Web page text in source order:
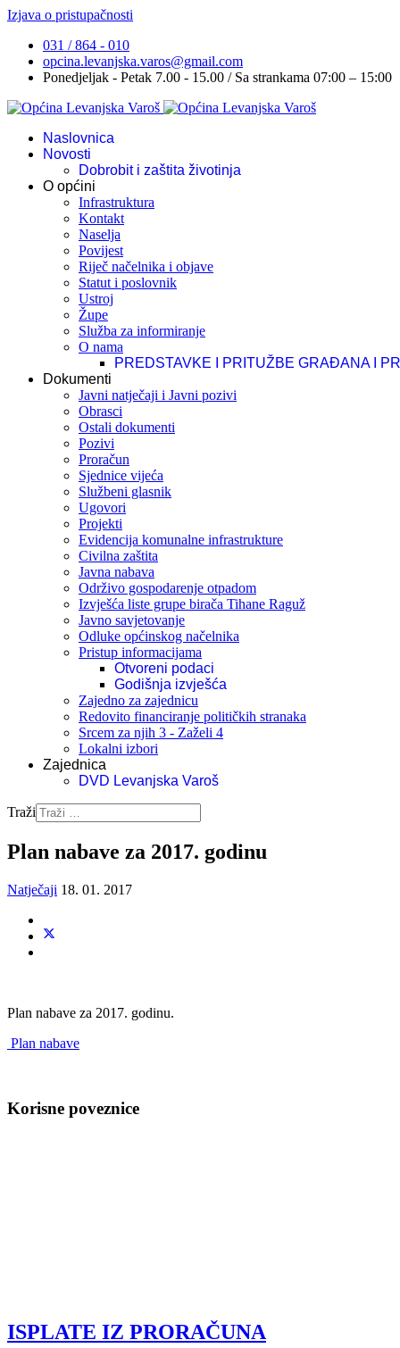
Izjava o pristupačnosti
031 / 864 - 010
opcina.levanjska.varos@gmail.com
Ponedjeljak - Petak 7.00 - 15.00 / Sa strankama 07:00 – 15:00
Naslovnica
Novosti
Dobrobit i zaštita životinja
O općini
Infrastruktura
Kontakt
Naselja
Povijest
Riječ načelnika i objave
Statut i poslovnik
Ustroj
Župe
Služba za informiranje
O nama
PREDSTAVKE I PRITUŽBE GRAĐANA I
Dokumenti
Javni natječaji i Javni pozivi
Obrasci
Ostali dokumenti
Pozivi
Proračun
Sjednice vijeća
Službeni glasnik
Ugovori
Projekti
Evidencija komunalne infrastrukture
Civilna zaštita
Javna nabava
Održivo gospodarenje otpadom
Izvješća liste grupe birača Tihane Raguž
Javno savjetovanje
Odluke općinskog načelnika
Pristup informacijama
Otvoreni podaci
Godišnja izvješća
Zajedno za zajednicu
Redovito financiranje političkih stranaka
Srcem za njih 3 - Zaželi 4
Lokalni izbori
Zajednica
DVD Levanjska Varoš
Traži
Plan nabave za 2017. godinu
Natječaji 18. 01. 2017
Plan nabave za 2017. godinu.
Plan nabave
Korisne poveznice
ISPLATE IZ PRORAČUNA